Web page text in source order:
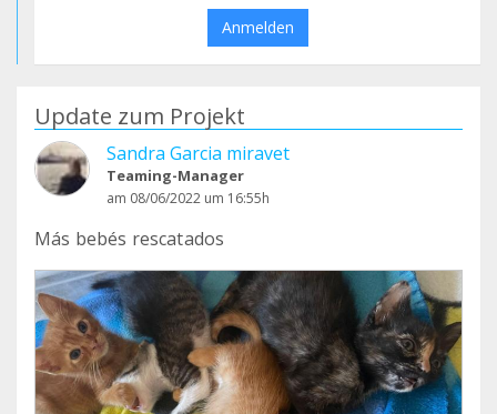
Anmelden
Update zum Projekt
Sandra Garcia miravet
Teaming-Manager
am 08/06/2022 um 16:55h
Más bebés rescatados